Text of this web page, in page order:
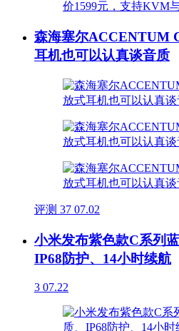
森海塞尔ACCENTUM
耳机也可以认真谈音质
评测 37 07.02
小米发布紫色款C系列
IP68防护、14小时续航
3 07.22